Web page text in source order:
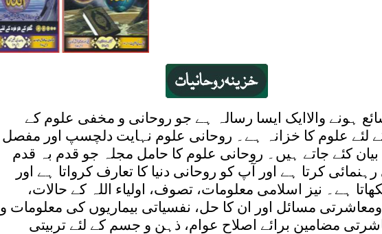
ہونے والاایک ایسا رسالہ ہے جو روحانی و مخفی علوم کے
لئے علوم کا خزانہ ہے۔ روحانی علوم نہایت دلچسپ اور مفصل
بیان کئے جاتے ہیں۔ روحانی علوم کا حامل مجلہ جو قدم بہ قدم
کرتا ہے اور آپ کو روحانی دنیا کا تعارف کرواتا ہے اور
ہے۔ نیز اسلامی معلومات، تصوف، اولیاء اللہ کے حالات،
مسائل اور ان کا حل، نفسیاتی بیماریوں کی معلومات و
مضامین برائے اصلاحِ عوام، ذہن و جسم کے لئے تربیتی